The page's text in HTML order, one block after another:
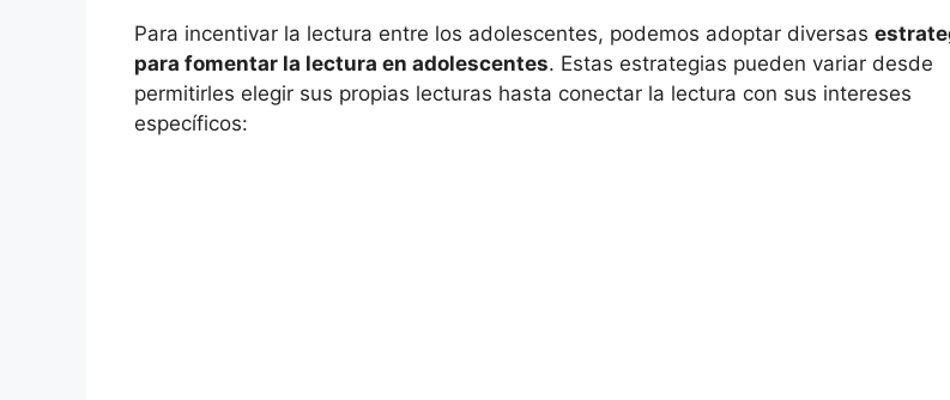
Para incentivar la lectura entre los adolescentes, podemos adoptar diversas
para fomentar la lectura en adolescentes. Estas estrategias pueden variar desde
permitirles elegir sus propias lecturas hasta conectar la lectura con sus intereses
específicos: